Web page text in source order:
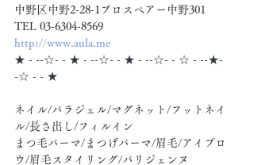
中野区中野2-28-1プロスペアー中野301
TEL 03-6304-8569
http://www.aula.me
★ - --☆- - ★ - --☆- - ★ - --☆- - ☆ - --★-
-☆ - - ★
ネイル/パラジェル/マグネット/フットネイ
ル/長さ出し/フィルイン
まつ毛パーマ/まつげパーマ/眉毛/アイブロ
ウ/眉毛スタイリング/パリジェンヌ